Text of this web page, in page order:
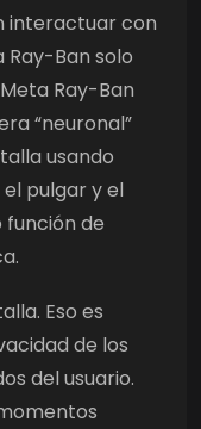
interactuar con
Ban solo
Ray-Ban
“neuronal”
usando
pulgar y el
de
Eso es
de los
del usuario.